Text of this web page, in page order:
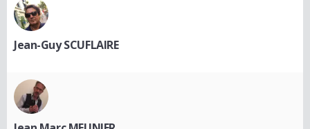
Jean-Guy SCUFLAIRE